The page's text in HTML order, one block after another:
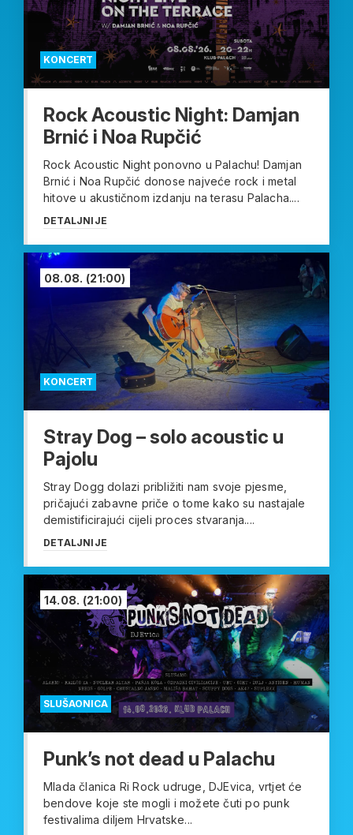
KONCERT
Rock Acoustic Night: Damjan
Brnić i Noa Rupčić
Rock Acoustic Night ponovno u Palachu! Damjan
Brnić i Noa Rupčić donose najveće rock i metal
hitove u akustičnom izdanju na terasu Palacha....
DETALJNIJE
KONCERT
08.08. (21:00)
Stray Dog – solo acoustic u
Pajolu
Stray Dogg dolazi približiti nam svoje pjesme,
pričajući zabavne priče o tome kako su nastajale
demistificirajući cijeli proces stvaranja....
DETALJNIJE
SLUŠAONICA
14.08. (21:00)
Punk’s not dead u Palachu
Mlada članica Ri Rock udruge, DJEvica, vrtjet će
bendove koje ste mogli i možete čuti po punk
festivalima diljem Hrvatske...